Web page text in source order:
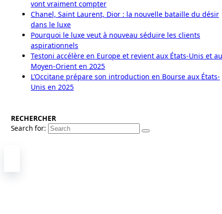
vont vraiment compter
Chanel, Saint Laurent, Dior : la nouvelle bataille du désir
dans le luxe
Pourquoi le luxe veut à nouveau séduire les clients
aspirationnels
Testoni accélère en Europe et revient aux États-Unis et au
Moyen-Orient en 2025
L’Occitane prépare son introduction en Bourse aux États-
Unis en 2025
RECHERCHER
Search for: